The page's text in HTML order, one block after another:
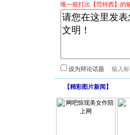
唯一能打出【范特西】的
设为辩论话题
【精彩图片新闻 】